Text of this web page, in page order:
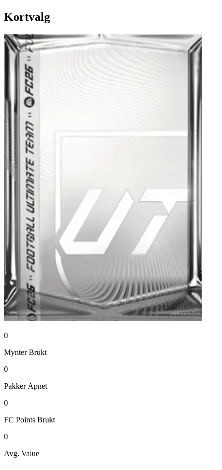
Kortvalg
0
Mynter Brukt
0
Pakker Åpnet
0
FC Points Brukt
0
Avg. Value